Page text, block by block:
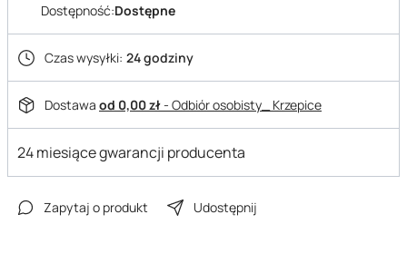
Dostępność:Dostępne
Czas wysyłki: 24 godziny
Dostawa od 0,00 zł- Odbiór osobisty_ Krzepice
24 miesiące gwarancji producenta
Zapytaj o produkt Udostępnij